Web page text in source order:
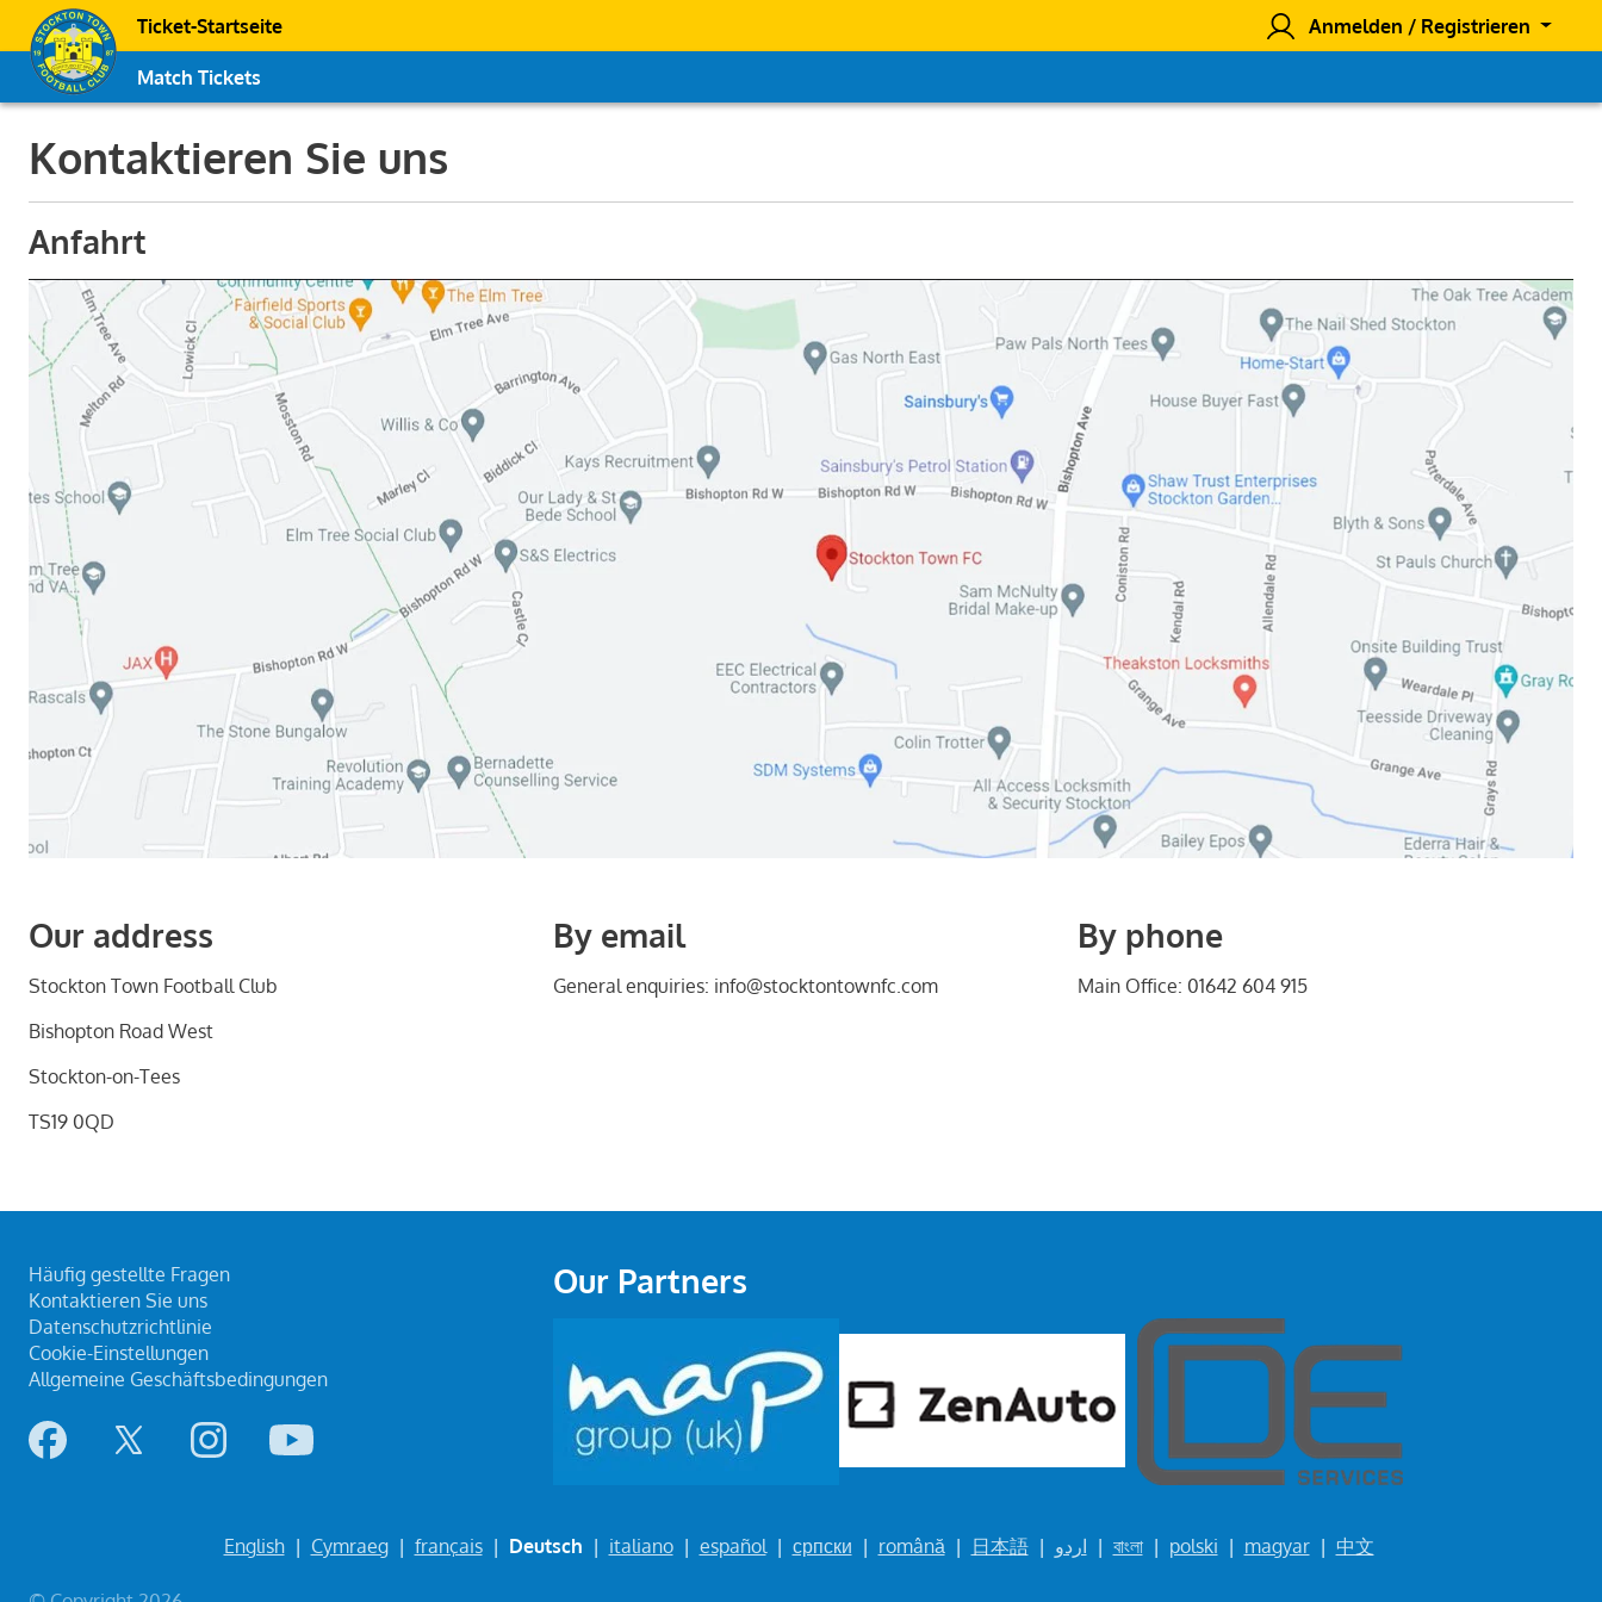
Ticket-Startseite Anmelden / Registrieren
Match Tickets
Kontaktieren Sie uns
Anfahrt
Our address
Stockton Town Football Club
Bishopton Road West
Stockton-on-Tees
TS19 0QD
By email
General enquiries: info@stocktontownfc.com
By phone
Main Office: 01642 604 915
Häufig gestellte Fragen
Kontaktieren Sie uns
Datenschutzrichtlinie
Cookie-Einstellungen
Allgemeine Geschäftsbedingungen
Our Partners
English| Cymraeg| français| Deutsch | italiano| español| српски | română| 日本語| اردو | বাংলা| polski | magyar| 中文